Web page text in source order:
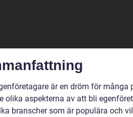
är en dröm för många
olika aspekterna av att bli
branscher som är populära och